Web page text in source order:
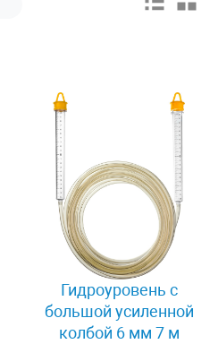
Гидроуровень с
большой усиленной
колбой 6 мм 7 м